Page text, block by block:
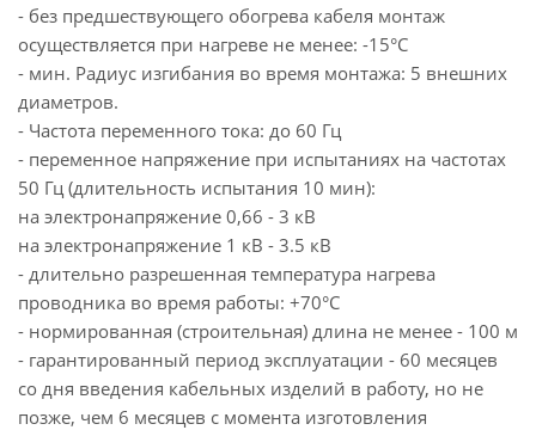
- без предшествующего обогрева кабеля монтаж
осуществляется при нагреве не менее: -15°С
- мин. Радиус изгибания во время монтажа: 5 внешних
диаметров.
- Частота переменного тока: до 60 Гц
- переменное напряжение при испытаниях на частотах
50 Гц (длительность испытания 10 мин):
на электронапряжение 0,66 - 3 кВ
на электронапряжение 1 кВ - 3.5 кВ
- длительно разрешенная температура нагрева
проводника во время работы: +70°С
- нормированная (строительная) длина не менее - 100 м
- гарантированный период эксплуатации - 60 месяцев
со дня введения кабельных изделий в работу, но не
позже, чем 6 месяцев с момента изготовления